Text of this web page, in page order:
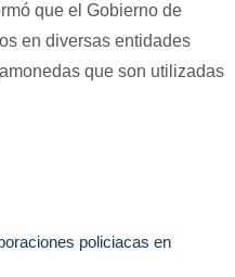
que el Gobierno de
en diversas entidades
que son utilizadas
policiacas en